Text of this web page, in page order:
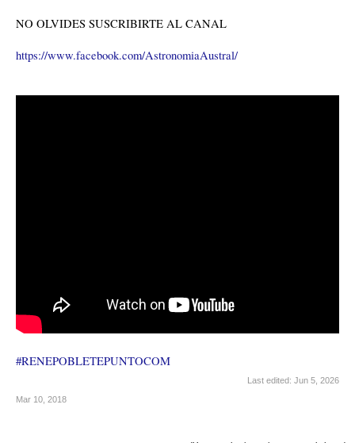
NO OLVIDES SUSCRIBIRTE AL CANAL
https://www.facebook.com/AstronomiaAustral/
#RENEPOBLETEPUNTOCOM
Last edited: Jun 5, 2026
Mar 10, 2018